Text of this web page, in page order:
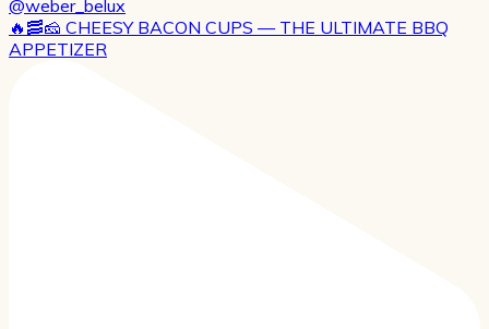
🔥🥓🧀 CHEESY BACON CUPS — THE ULTIMATE BBQ
APPETIZER